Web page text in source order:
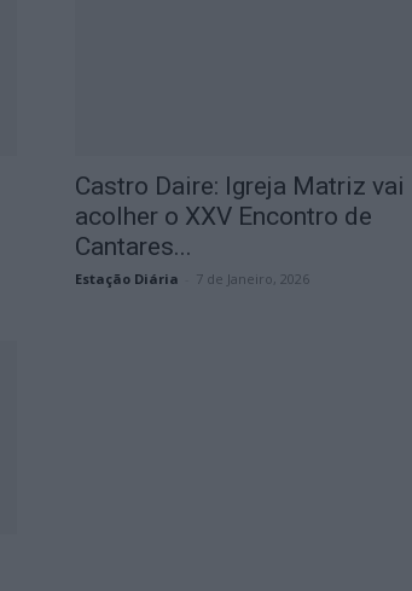
Castro Daire: Igreja Matriz vai
acolher o XXV Encontro de
Cantares...
Estação Diária 7 de Janeiro, 2026